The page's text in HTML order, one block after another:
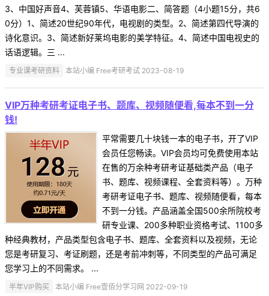
3、中国好声音4、芙蓉镇5、华语电影二、简答题（4小题15分，共6
0分）1、简述20世纪90年代，电视剧的类型。2、简述第四代导演的
诗化意识。3、简述新好莱坞电影的美学特征。4、简述中国电视史的
话语逻辑。三 ...
专业课考研资料 本站小编 Free考研考试 2023-08-19
VIP万种考研考证电子书、题库、视频随便看,每本不到一分
钱!
平常需要几十块钱一本的电子书，开了VIP
会员任您畅读。VIP会员均可免费使用本站
在售的万余种考研考证基础类产品（电子
书、题库、视频课程、全套资料等）。万种
考研考证电子书、题库、视频随便看，每本
不到一分钱。产品涵盖全国500余所院校考
研专业课、200多种职业资格考试、1100多
种经典教材，产品类型包含电子书、题库、全套资料以及视频，无论
您是考研复习、考证刷题，还是考前冲刺等，不同类型的产品可满足
您学习上的不同需求。 ...
半年VIP购买 本站小编 Free壹佰分学习网 2022-09-19